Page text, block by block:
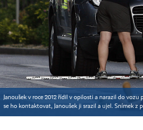
Janoušek v roce 2012 řídil v opilosti a narazil do
se ho kontaktovat, Janoušek ji srazil a ujel. Snímek z